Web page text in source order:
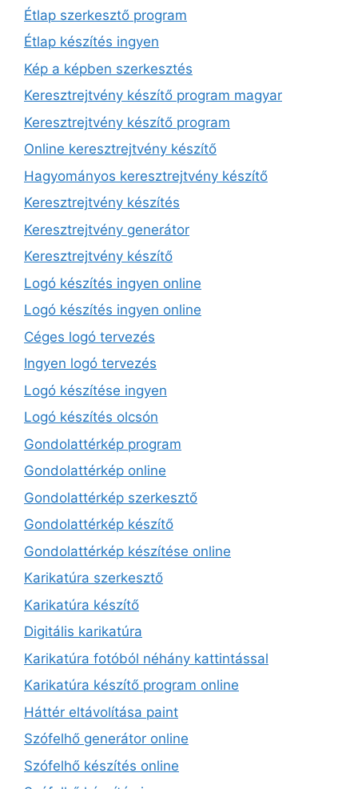
Étlap szerkesztő program
Étlap készítés ingyen
Kép a képben szerkesztés
Keresztrejtvény készítő program magyar
Keresztrejtvény készítő program
Online keresztrejtvény készítő
Hagyományos keresztrejtvény készítő
Keresztrejtvény készítés
Keresztrejtvény generátor
Keresztrejtvény készítő
Logó készítés ingyen online
Logó készítés ingyen online
Céges logó tervezés
Ingyen logó tervezés
Logó készítése ingyen
Logó készítés olcsón
Gondolattérkép program
Gondolattérkép online
Gondolattérkép szerkesztő
Gondolattérkép készítő
Gondolattérkép készítése online
Karikatúra szerkesztő
Karikatúra készítő
Digitális karikatúra
Karikatúra fotóból néhány kattintással
Karikatúra készítő program online
Háttér eltávolítása paint
Szófelhő generátor online
Szófelhő készítés online